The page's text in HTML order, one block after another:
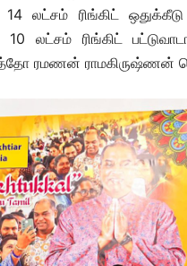
லட்சம் ரிங்கிட் ஒதுக்கீடு
ரிங்கிட்
ரமணன் ராமகிருஷ்ணன்